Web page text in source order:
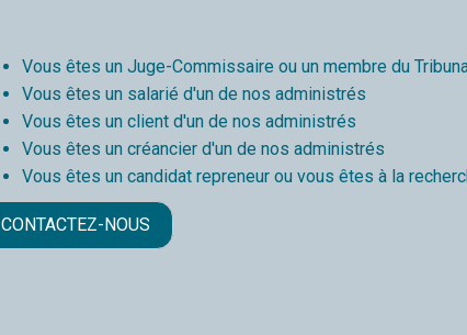
Vous êtes un Juge-Commissaire ou un membre du
Vous êtes un salarié d'un de nos administrés
Vous êtes un client d'un de nos administrés
Vous êtes un créancier d'un de nos administrés
Vous êtes un candidat repreneur ou vous êtes à la
CONTACTEZ-NOUS